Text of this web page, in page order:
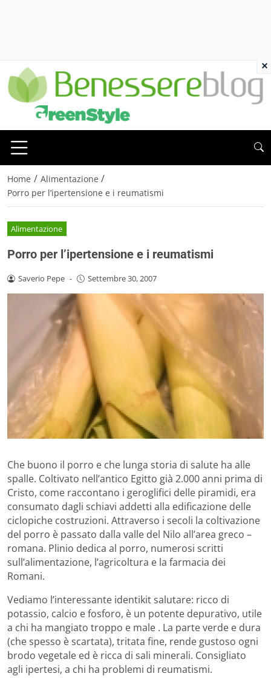
Home / Alimentazione /
Porro per l’ipertensione e i reumatismi
Alimentazione
Porro per l’ipertensione e i reumatismi
Saverio Pepe - Settembre 30, 2007
Che buono il porro e che lunga storia di salute ha alle
spalle. Coltivato nell’antico Egitto già 2.000 anni prima di
Cristo, come raccontano i geroglifici delle piramidi, era
consumato dagli schiavi addetti alla edificazione delle
ciclopiche costruzioni. Attraverso i secoli la coltivazione
del porro è passato dalla valle del Nilo all’area greco –
romana. Plinio dedica al porro, numerosi scritti
sull’alimentazione, l’agricoltura e la farmacia dei
Romani.
Vediamo l’interessante identikit salutare: ricco di
potassio, calcio e fosforo, è un potente depurativo, utile
a chi ha mangiato troppo e male . La parte verde e dura
(che spesso è scartata), tritata fine, rende gustoso ogni
brodo vegetale ed è ricca di sali minerali. Consigliato
agli ipertesi, a chi ha problemi di reumatismi.
×